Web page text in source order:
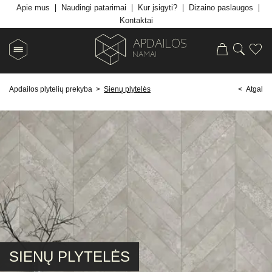
Apie mus Naudingi patarimai Kur įsigyti?
Dizaino paslaugos
Kontaktai
Apdailos plytelių prekyba > Sienų plytelės < Atgal
SIENŲ PLYTELĖS